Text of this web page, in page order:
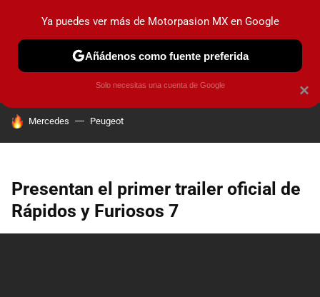
PRUEBAS INDUSTRIA HOY NO CIRCULA
HOY SE HABLA DE
Mercedes Peugeot
Presentan el primer trailer oficial de
Rápidos y Furiosos 7
×
Ya puedes ver más de Motorpasion MX en Google
Añádenos como fuente preferida
Solo necesitas una cuenta de Google